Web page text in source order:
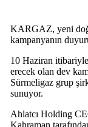
KARGAZ, yeni
kampanyanın
10 Haziran
erecek olan dev
Sürmeligaz grup
sunuyor.
Ahlatcı Holding
Kahraman